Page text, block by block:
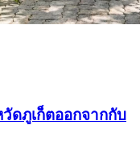
ดภูเก็ตออกจากกับ